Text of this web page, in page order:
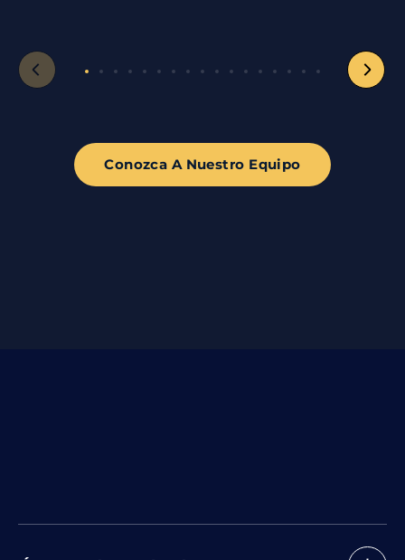
Conozca A Nuestro Equipo